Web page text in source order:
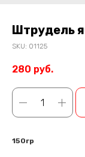
Штрудель
SKU: 01125
280 руб.
150гр